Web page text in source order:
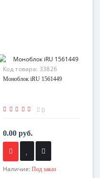
Код товара: 33826
Моноблок iRU 1561449
0
0.00 руб.
Наличие: Под заказ